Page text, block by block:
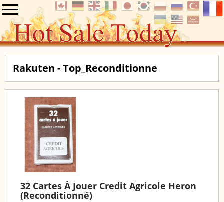
Rakuten - Top_Reconditionne
32 Cartes À Jouer Credit Agricole Heron
(Reconditionné)